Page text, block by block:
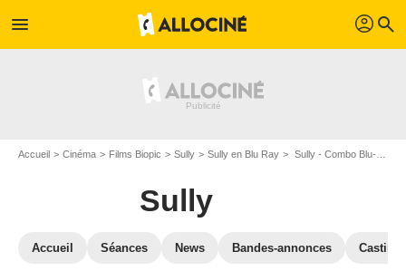
menu profil search
Accueil Cinéma Films Biopic Sully Sully en Blu Ray Sully - Combo Blu-ray + DVD + Copie digitale - Édition boîtier SteelBook
Sully
Accueil Séances News Bandes-annonces Casting